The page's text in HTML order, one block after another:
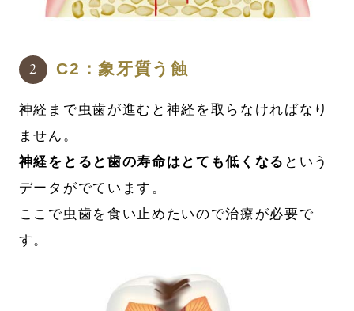
C2：象牙質う蝕
神経まで虫歯が進むと神経を取らなければなり
ません。
神経をとると歯の寿命はとても低くなる という
データがでています。
ここで虫歯を食い止めたいので治療が必要で
す。